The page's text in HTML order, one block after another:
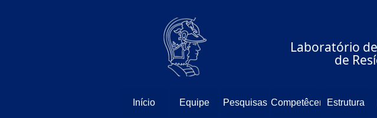
⠀⠀⠀⠀Laboratório
⠀⠀⠀⠀⠀⠀⠀⠀⠀de
Início Equipe Pesquisas CompetêcenciaEstrutura